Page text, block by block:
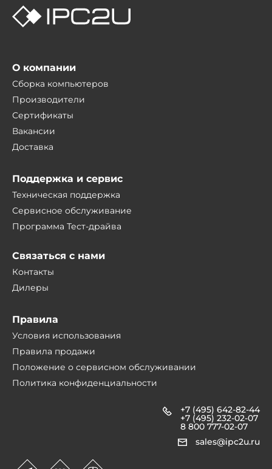
+7 (495) 642-82-44
+7 (495) 232-02-07
8 800 777-02-07
sales@ipc2u.ru
О компании
Сборка компьютеров
Производители
Сертификаты
Вакансии
Доставка
Поддержка и сервис
Техническая поддержка
Сервисное обслуживание
Программа Тест-драйва
Связаться с нами
Контакты
Дилеры
Правила
Условия использования
Правила продажи
Положение о сервисном обслуживании
Политика конфиденциальности